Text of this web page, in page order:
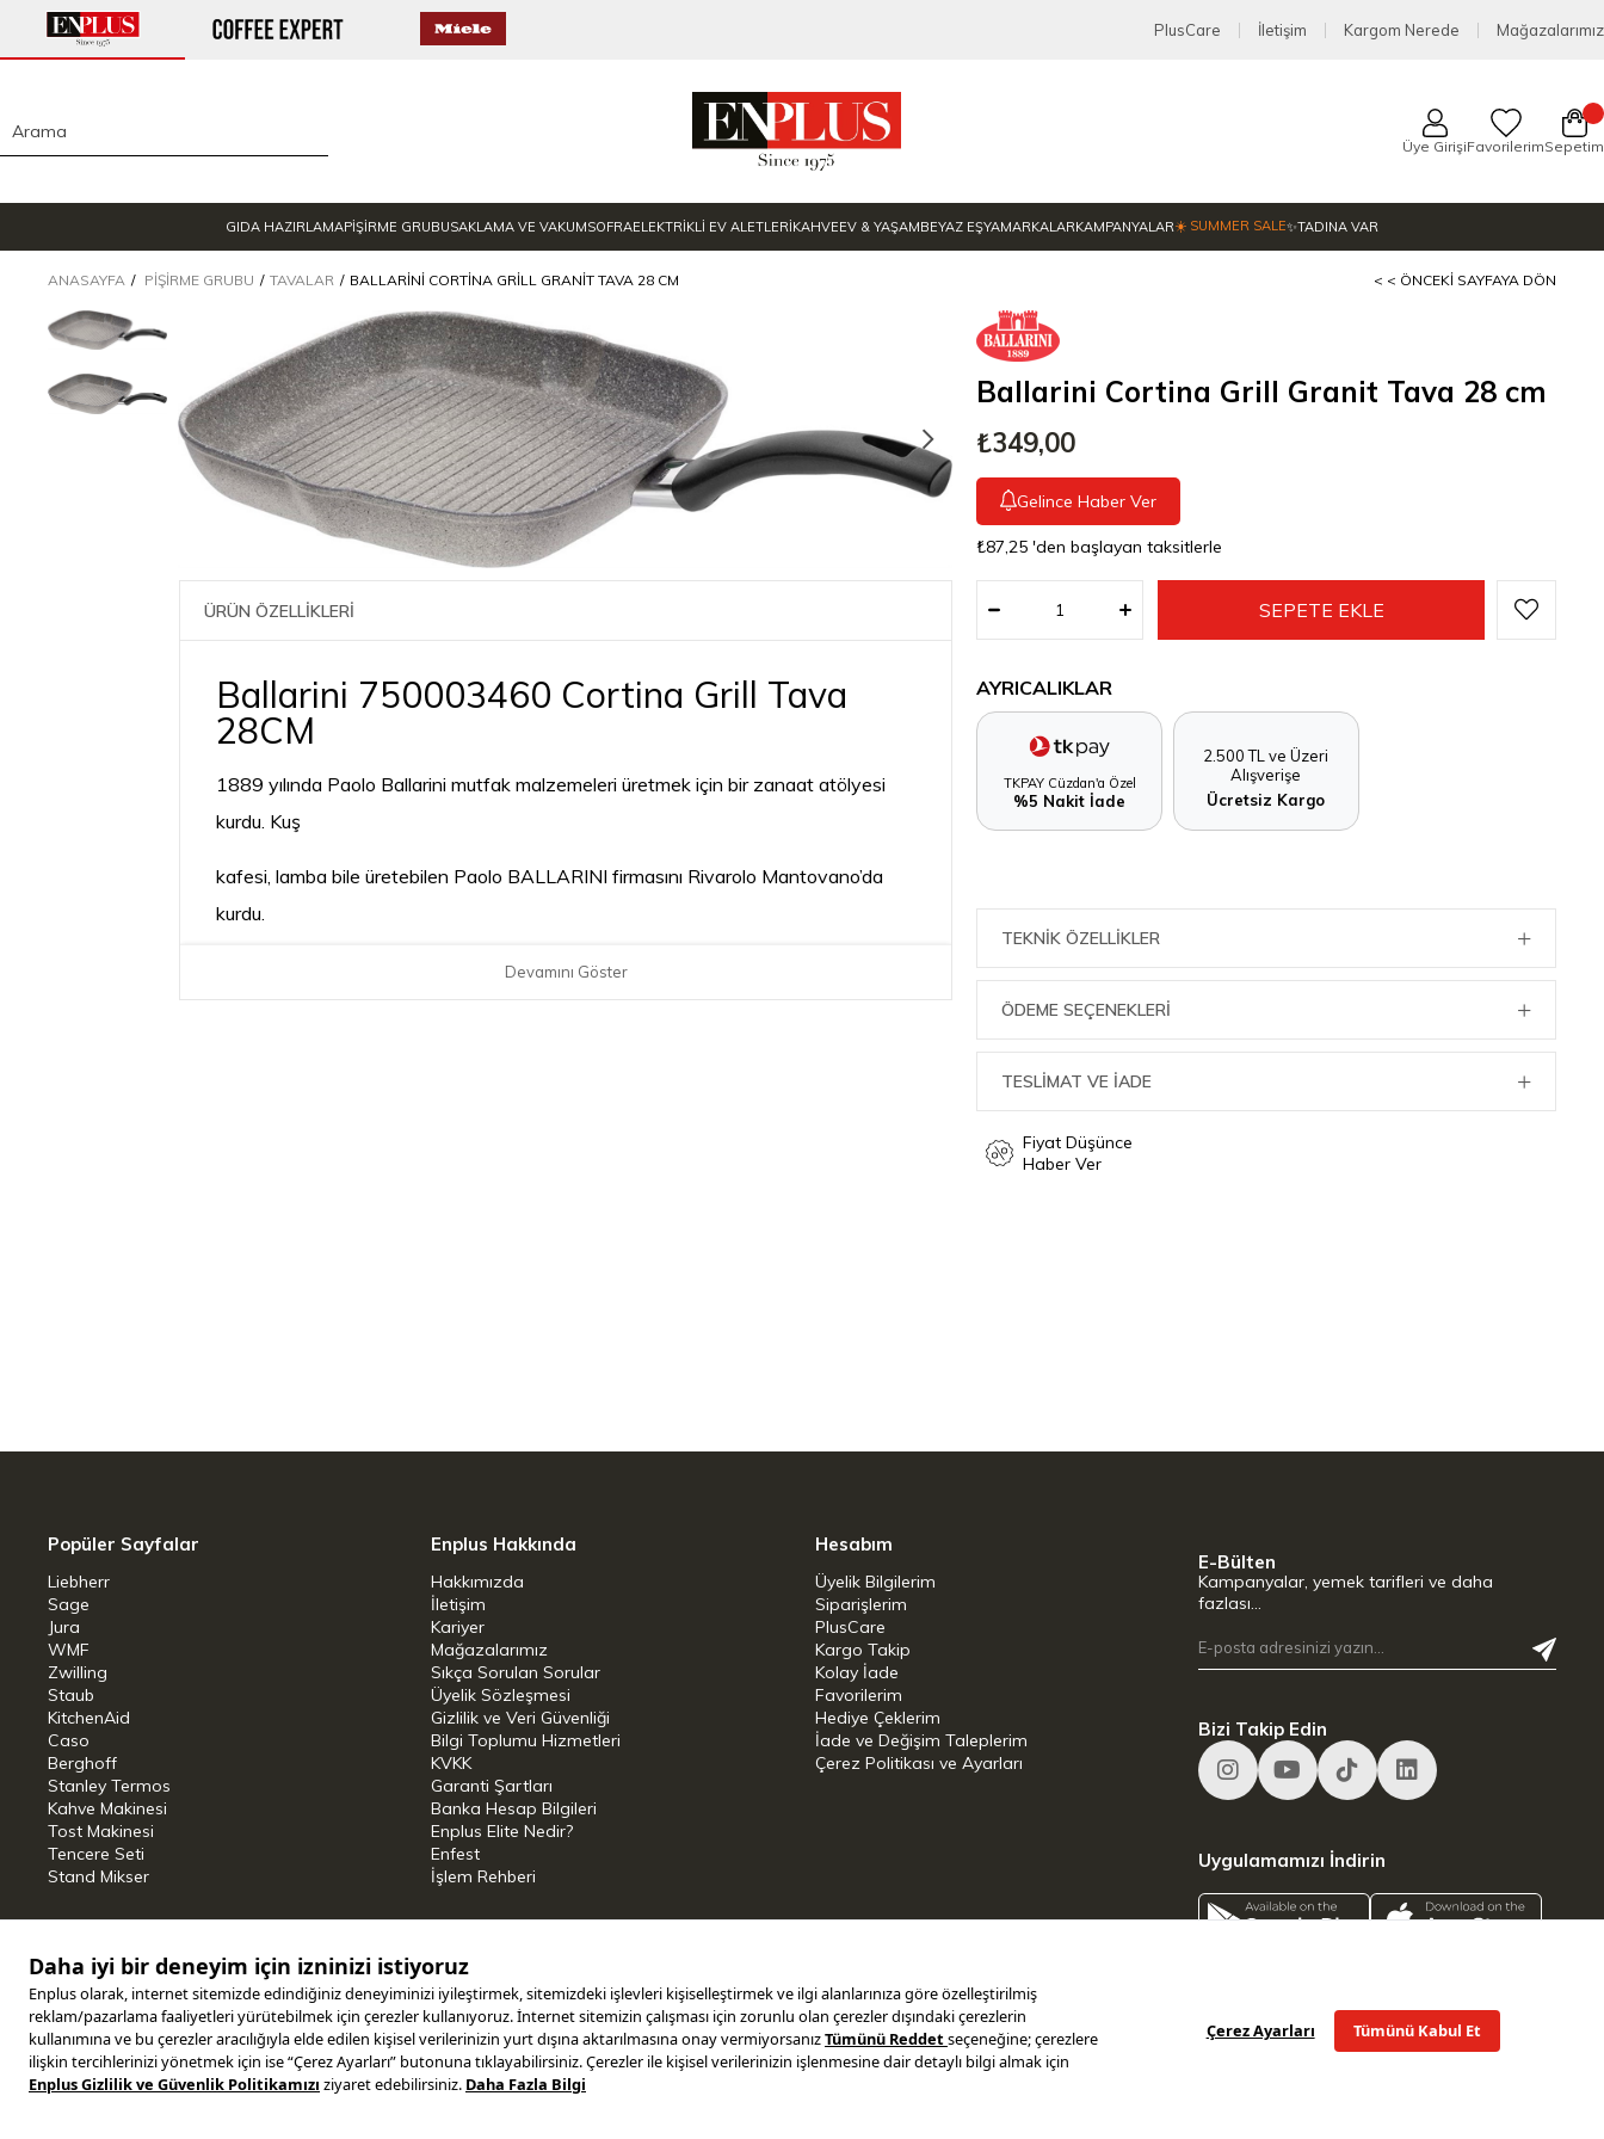
PlusCare İletişim Kargom Nerede Mağazalarımız
Üye GirişiFavorilerimSepetim
GIDA HAZIRLAMAPİŞİRME GRUBUSAKLAMA VE VAKUMSOFRAELEKTRİKLİ EV ALETLERİKAHVEEV & YAŞAMBEYAZ EŞYAMARKALARKAMPANYALAR☀️ SUMMER SALE✨TADINA VAR
ANASAYFA PIŞIRME GRUBU TAVALAR BALLARINI CORTINA GRILL GRANIT TAVA 28 CM < < ÖNCEKI SAYFAYA DÖN
ÜRÜN ÖZELLİKLERİ
Ballarini 750003460 Cortina Grill Tava
28CM
1889 yılında Paolo Ballarini mutfak malzemeleri üretmek için bir zanaat atölyesi
kurdu. Kuş
kafesi, lamba bile üretebilen Paolo BALLARINI firmasını Rivarolo Mantovano’da
kurdu.
1931 yılına gelindiğinde 200 farklı ürünün üretildiği içinde pişirme gereçleri; tavalar,
metal içermez
makinesine girebilir
ocak kullanımınauygun
Devamını Göster
Ballarini Cortina Grill Granit Tava 28 cm
₺349,00
Gelince Haber Ver
₺87,25 'den başlayan taksitlerle
AYRICALIKLAR
TKPAY Cüzdan'a Özel
%5 Nakit İade
2.500 TL ve Üzeri
Alışverişe
Ücretsiz Kargo
TEKNIK ÖZELLIKLER
ÖDEME SEÇENEKLERI
TESLİMAT VE İADE
Fiyat Düşünce
Haber Ver
Popüler Sayfalar
Liebherr
Sage
Jura
WMF
Zwilling
Staub
KitchenAid
Caso
Berghoff
Stanley Termos
Kahve Makinesi
Tost Makinesi
Tencere Seti
Stand Mikser
Enplus Hakkında
Hakkımızda
İletişim
Kariyer
Mağazalarımız
Sıkça Sorulan Sorular
Üyelik Sözleşmesi
Gizlilik ve Veri Güvenliği
Bilgi Toplumu Hizmetleri
KVKK
Garanti Şartları
Banka Hesap Bilgileri
Enplus Elite Nedir?
Enfest
İşlem Rehberi
Hesabım
Üyelik Bilgilerim
Siparişlerim
PlusCare
Kargo Takip
Kolay İade
Favorilerim
Hediye Çeklerim
İade ve Değişim Taleplerim
Çerez Politikası ve Ayarları
E-Bülten
Kampanyalar, yemek tarifleri ve daha
fazlası…
Bizi Takip Edin
Uygulamamızı İndirin
Copyright © 2025 ENPLUS | Tüm hakları saklıdır.